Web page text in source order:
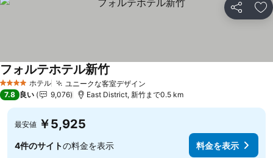
シェア お
4 ホテルのランク
ホテル ユニークな客室デザイン
フォルテホテル新竹
7.8 良い 9,076 East District, 新竹まで0.5 km
最安値 ￥5,925
4件のサイトの料金を表示 料金を表示